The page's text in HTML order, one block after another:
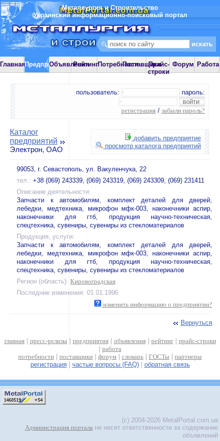
Металлургия и Строительство
Украинский информационно-поисковый портал
ГлавнаяПредприятияОбъявления
РейтингПотребностиПоставщики
Прайс-
строки
Форум Работа
пользователь: пароль:
регистрация / забыли пароль?
добавить предприятие
просмотр каталога предприятий
Каталог
предприятий
Электрон, ОАО
99053, г. Севастополь, ул. Вакуленчука, 22
тел.: +38 (069) 243339, (069) 243319, (069) 243309, (069) 231411
Описание деятельности:
Запчасти к автомобилям, комплект деталей для дверей,
лебедки, медтехника, микрофон мфк-003, наконечники аспир,
наконечники для гтб, продукция научно-техническая,
спецтехника, сувениры, сувениры из стекломатериалов
Продукция, услуги:
Запчасти к автомобилям, комплект деталей для дверей,
лебедки, медтехника, микрофон мфк-003, наконечники аспир,
наконечники для гтб, продукция научно-техническая,
спецтехника, сувениры, сувениры из стекломатериалов
Регион (область): Кировоградская
Последние изменения: 01.01.1996
изменить информацию о предприятии?
Вернуться
главная| пресс-релизы | предприятия| объявления| рейтинг| прайс-строки
работа
потребности
поставщики форум словарь ГОСТы
партнеры
регистрация| частые вопросы (FAQ)| обратная связь
(c) 2004-2026 MetalPortal.com.ua
Администрация портала не несет ответственности за содержание
объявлений